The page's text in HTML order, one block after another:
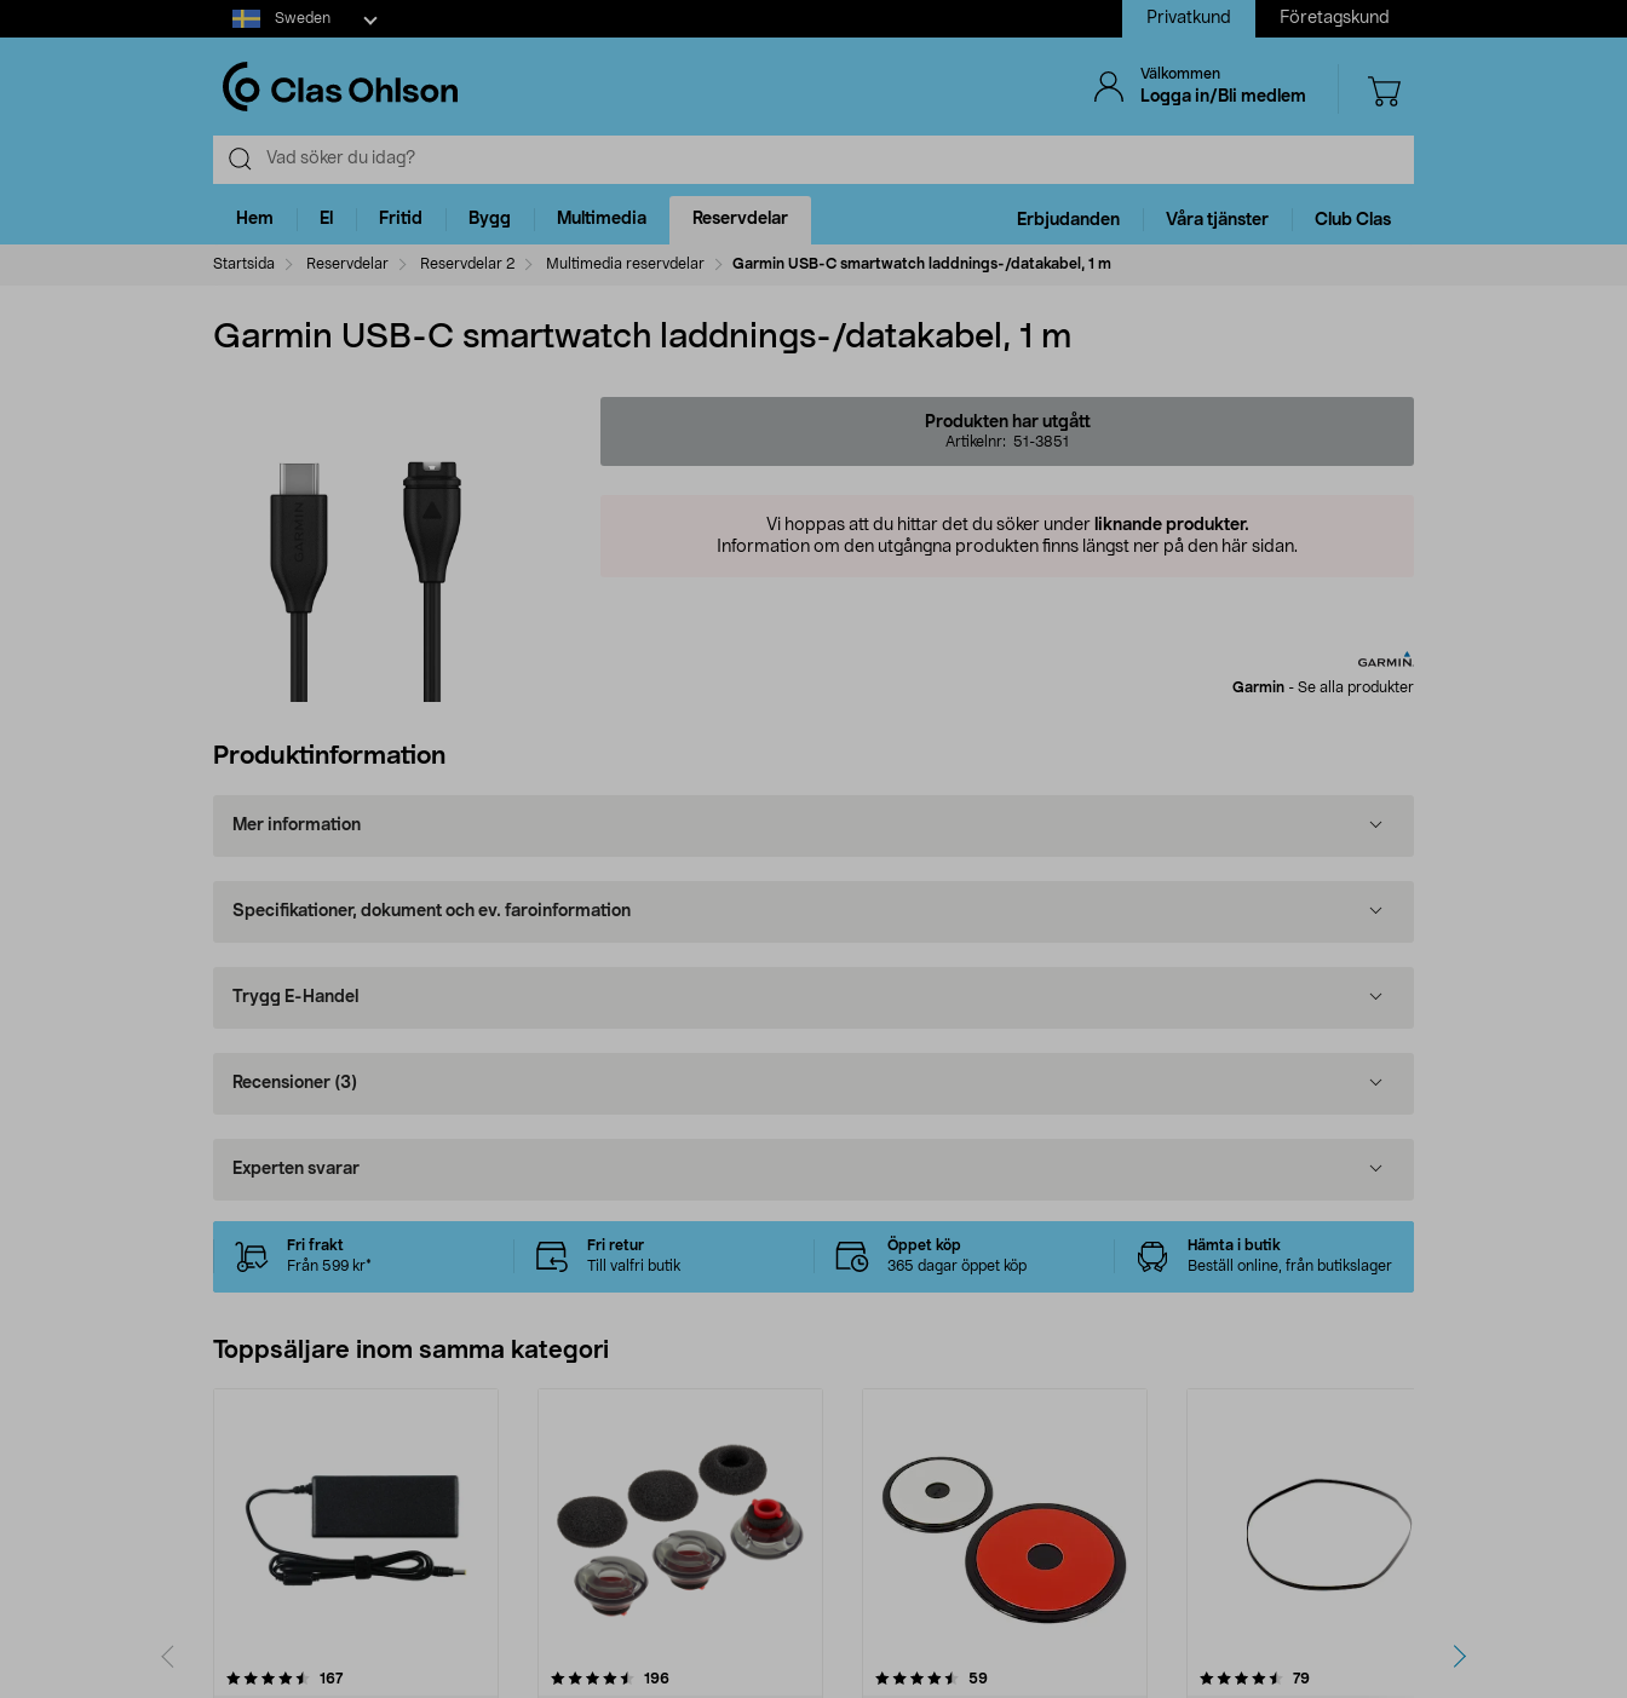
Select
market
Sweden Privatkund Företagskund
Välkommen
Logga in/Bli medlem
Hem El Fritid Bygg Multimedia Reservdelar Erbjudanden Våra tjänster Club Clas
Startsida Reservdelar Reservdelar 2 Multimedia reservdelar Garmin USB-C smartwatch laddnings-/datakabel, 1 m
Garmin USB-C smartwatch laddnings-/datakabel, 1 m
Produkten har utgått
Artikelnr: 51-3851
Vi hoppas att du hittar det du söker under liknande produkter.
Information om den utgångna produkten finns längst ner på den här sidan.
Garmin - Se alla produkter
Produktinformation
Mer information
Specifikationer, dokument och ev. faroinformation
Trygg E-Handel
Recensioner (3)
Experten svarar
Fri frakt
Från 599 kr*
Fri retur
Till valfri butik
Öppet köp
365 dagar öppet köp
Hämta i butik
Beställ online, från butikslager
Toppsäljare inom samma kategori
167recensioner
4.5 av 5 stjärnor 196recensioner
4.5 av 5 stjärnor 59recensioner
4.5 av 5 stjärnor 79recensioner
4.0 av 5 stjärnor